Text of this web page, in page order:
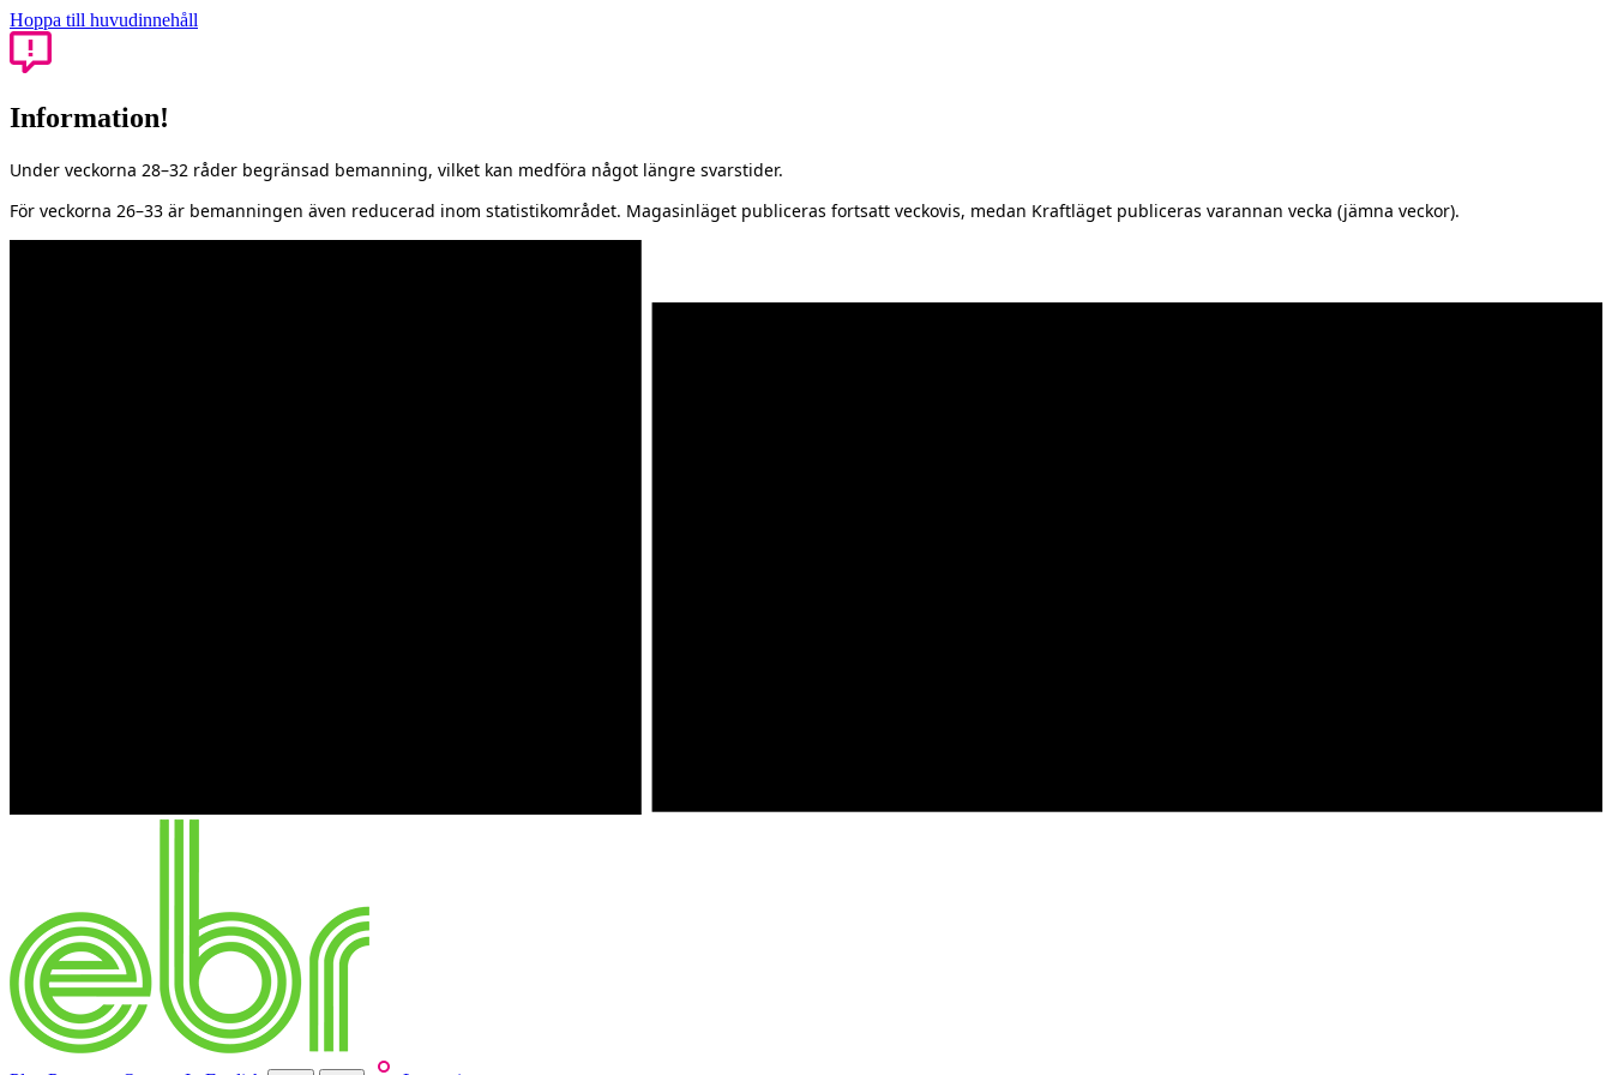
Hoppa till huvudinnehåll
Information!
Under veckorna 28–32 råder begränsad bemanning, vilket kan medföra något längre svarstider.
För veckorna 26–33 är bemanningen även reducerad inom statistikområdet. Magasinläget publiceras fortsatt veckovis, medan Kraftläget publiceras varannan vecka (jämna veckor).